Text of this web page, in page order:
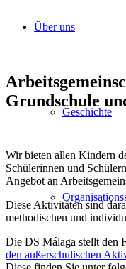
Über uns
Geschichte
Grundschule
Wir bieten allen Kindern
Schülerinnen und
Angebot an
Diese Aktivitäten sind
methodischen und
Die DS Málaga stellt den
den außerschulischen